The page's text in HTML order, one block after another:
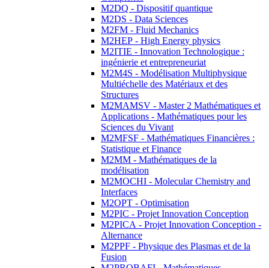
M2DQ - Dispositif quantique
M2DS - Data Sciences
M2FM - Fluid Mechanics
M2HEP - High Energy physics
M2ITIE - Innovation Technologique :
ingénierie et entrepreneuriat
M2M4S - Modélisation Multiphysique
Multiéchelle des Matériaux et des
Structures
M2MAMSV - Master 2 Mathématiques et
Applications - Mathématiques pour les
Sciences du Vivant
M2MFSF - Mathématiques Financières :
Statistique et Finance
M2MM - Mathématiques de la
modélisation
M2MOCHI - Molecular Chemistry and
Interfaces
M2OPT - Optimisation
M2PIC - Projet Innovation Conception
M2PICA - Projet Innovation Conception -
Alternance
M2PPF - Physique des Plasmas et de la
Fusion